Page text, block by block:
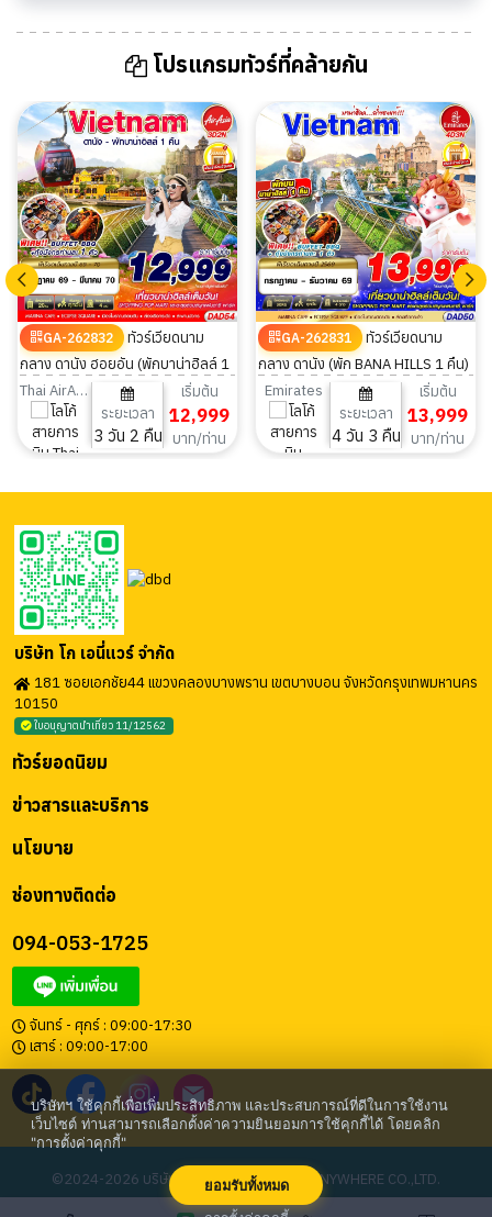
โปรแกรมทัวร์ที่คล้ายกัน
GA-262832
ทัวร์เวียดนาม
กลาง ดานัง ฮอยอัน (พักบาน่าฮิลล์ 1
คืน) 3วัน 2คืน
Thai AirAsia
ระยะเวลา
3 วัน 2 คืน
เริ่มต้น
12,999
บาท/ท่าน
GA-262831
ทัวร์เวียดนาม
กลาง ดานัง (พัก BANA HILLS 1 คืน)
4วัน 3คืน
Emirates
ระยะเวลา
4 วัน 3 คืน
เริ่มต้น
13,999
บาท/ท่าน
บริษัท โก เอนี่แวร์ จำกัด
181 ซอยเอกชัย44 แขวงคลองบางพราน เขตบางบอน จังหวัดกรุงเทพมหานคร
10150
ใบอนุญาตนำเที่ยว 11/12562
ช่องทางติดต่อ
094-053-1725
จันทร์ - ศุกร์ : 09:00-17:30
เสาร์ : 09:00-17:00
นโยบาย
ข่าวสารและบริการ
ทัวร์ยอดนิยม
©2024-2026 บริษัท โก เอนี่แวร์ จำกัด | GO ANYWHERE CO.,LTD.
บริษัทฯ ใช้คุกกี้เพื่อเพิ่มประสิทธิภาพ และประสบการณ์ที่ดีในการใช้งาน
เว็บไซต์ ท่านสามารถเลือกตั้งค่าความยินยอมการใช้คุกกี้ได้ โดยคลิก
"การตั้งค่าคุกกี้"
ยอมรับทั้งหมด